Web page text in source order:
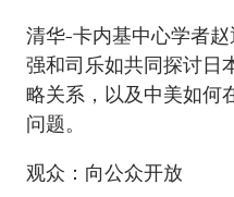
清华-卡内基中心学者
强和司乐如共同探讨日
略关系，以及中美如何
问题。
观众：向公众开放